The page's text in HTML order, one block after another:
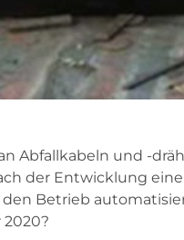
Abfallkabeln und -
der Entwicklung
den Betrieb
2020?